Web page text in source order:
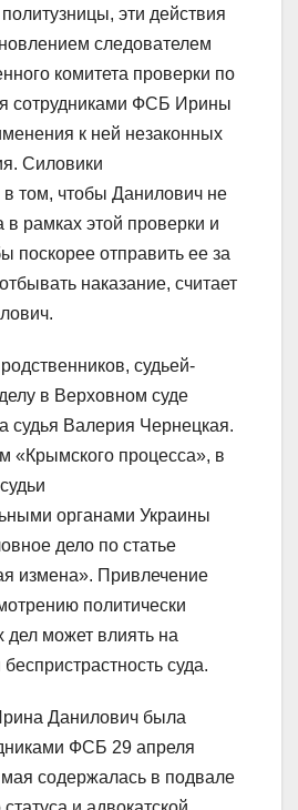
эти действия
следователем
комитета проверки по
сотрудниками ФСБ Ирины
к ней незаконных
Силовики
том, чтобы Данилович не
рамках этой проверки и
поскорее отправить ее за
наказание, считает
судьей-
в Верховном суде
судья Валерия Чернецкая.
«Крымского процесса», в
органами Украины
дело по статье
измена». Привлечение
политически
может влиять на
суда.
Данилович была
ФСБ 29 апреля
содержалась в подвале